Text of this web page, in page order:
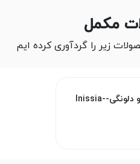
مکمل
زیر را گردآوری کرده ایم
دستگاه نسپرسو دلونگی-Inissia-